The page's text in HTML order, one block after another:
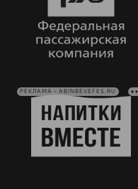
РЕКЛАМА • ABINBEVEFES.RU